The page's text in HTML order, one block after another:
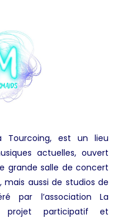
est un lieu
actuelles, ouvert
grande salle de concert
mais aussi de studios de
par l’association La
projet participatif et